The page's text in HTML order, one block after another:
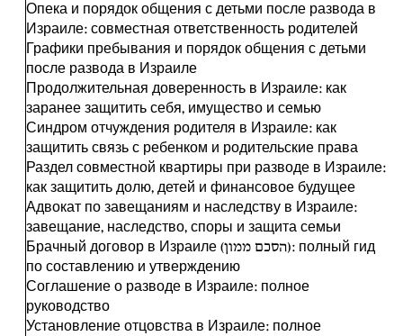
Опека и порядок общения с детьми после развода в
Израиле: совместная ответственность родителей
Графики пребывания и порядок общения с детьми
после развода в Израиле
Продолжительная доверенность в Израиле: как
заранее защитить себя, имущество и семью
Синдром отчуждения родителя в Израиле: как
защитить связь с ребенком и родительские права
Раздел совместной квартиры при разводе в Израиле:
как защитить долю, детей и финансовое будущее
Адвокат по завещаниям и наследству в Израиле:
завещание, наследство, споры и защита семьи
Брачный договор в Израиле (הסכם ממון): полный гид
по составлению и утверждению
Соглашение о разводе в Израиле: полное
руководство
Установление отцовства в Израиле: полное